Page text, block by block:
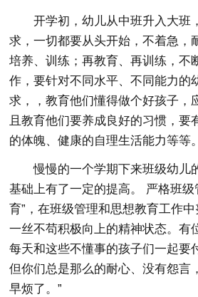
开学初，幼儿从中班升入大班
求，一切都要从头开始，不着急，
培养、训练；再教育、再训练，不
作，要针对不同水平、不同能力的
求，，教育他们懂得做个好孩子，
且教育他们要养成良好的习惯，要
的体魄、健康的自理生活能力等等。
慢慢的一个学期下来班级幼儿
基础上有了一定的提高。 严格班级
育”，在班级管理和思想教育工作中
一丝不苟积极向上的精神状态。有
每天和这些不懂事的孩子们一起要
但你们总是那么的耐心、没有怨言
早烦了。”